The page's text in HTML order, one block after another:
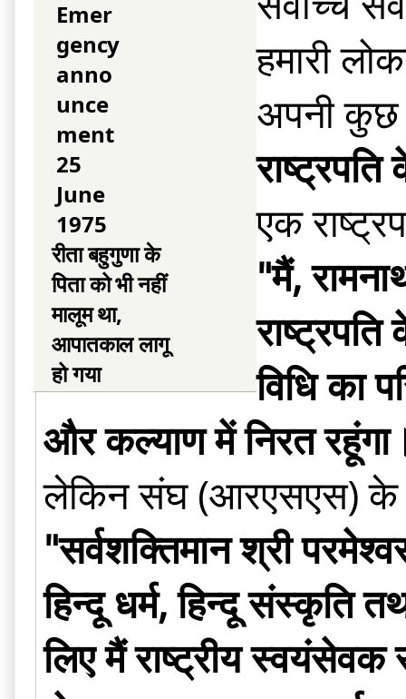
रीता बहुगुणा के
पिता को भी नहीं
मालूम था,
आपातकाल लागू
हो गया
हमारी
अपनी कुछ
एक
"मैं,
विधि का
और कल्याण में निरत
लेकिन संघ (आरएसएस) के
"सर्वशक्तिमान श्री
हिन्दू धर्म, हिन्दू संस्कृति
लिए मैं राष्ट्रीय स्वयंसेवक